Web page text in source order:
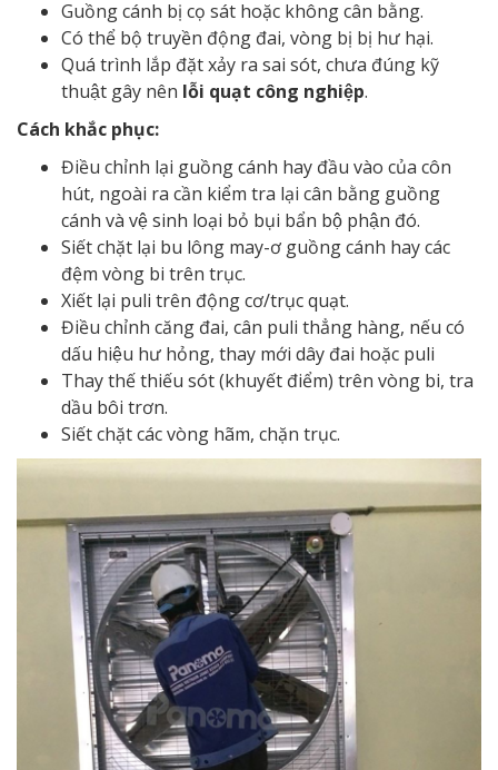
Guồng cánh bị cọ sát hoặc không cân bằng.
Có thể bộ truyền động đai, vòng bị bị hư hại.
Quá trình lắp đặt xảy ra sai sót, chưa đúng kỹ
thuật gây nên lỗi quạt công nghiệp.
Cách khắc phục:
Điều chỉnh lại guồng cánh hay đầu vào của côn
hút, ngoài ra cần kiểm tra lại cân bằng guồng
cánh và vệ sinh loại bỏ bụi bẩn bộ phận đó.
Siết chặt lại bu lông may-ơ guồng cánh hay các
đệm vòng bi trên trục.
Xiết lại puli trên động cơ/trục quạt.
Điều chỉnh căng đai, cân puli thẳng hàng, nếu có
dấu hiệu hư hỏng, thay mới dây đai hoặc puli
Thay thế thiếu sót (khuyết điểm) trên vòng bi, tra
dầu bôi trơn.
Siết chặt các vòng hãm, chặn trục.